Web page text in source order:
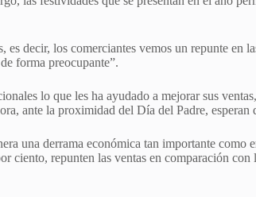
es decir, los comerciantes vemos un repunte en
forma preocupante”.
lo que les ha ayudado a mejorar sus
ante la proximidad del Día del Padre, esperan
una derrama económica tan importante como
ciento, repunten las ventas en comparación con